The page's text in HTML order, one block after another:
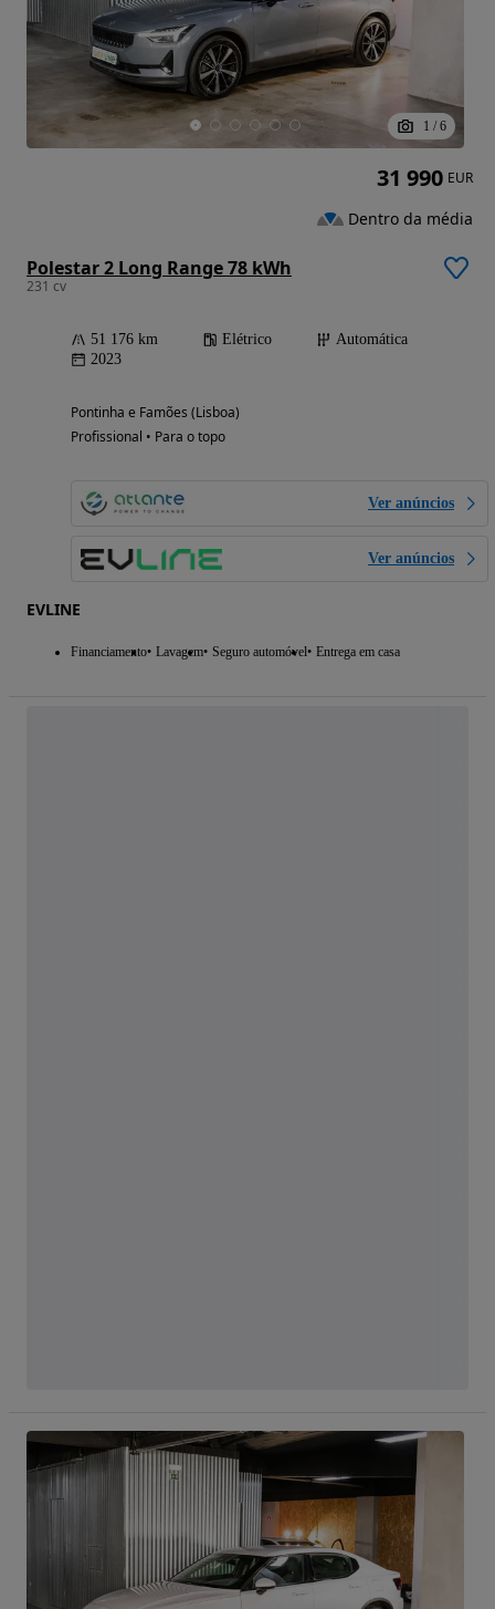
1 / 6
Polestar 2 Long Range 78 kWh
231 cv
51 176 km Elétrico
Automática
2023
Pontinha e Famões (Lisboa)
Profissional • Para o topo
Ver anúncios
Ver anúncios
EVLINE
Financiamento Lavagem Seguro automóvel Entrega em casa
31 990 EUR
Dentro da média